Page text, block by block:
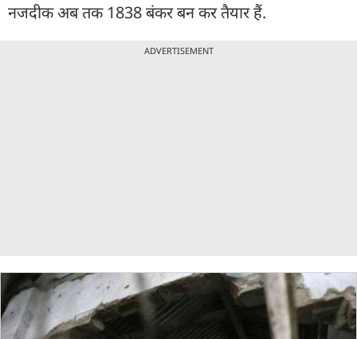
नजदीक अब तक 1838 बंकर बन कर तैयार हैं.
ADVERTISEMENT